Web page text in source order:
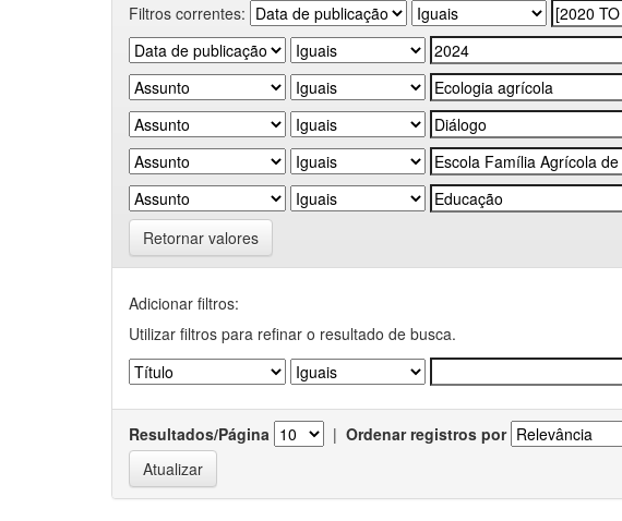
Filtros correntes:
Retornar valores
Adicionar filtros:
Utilizar filtros para refinar o resultado de busca.
Resultados/Página | Ordenar registros por